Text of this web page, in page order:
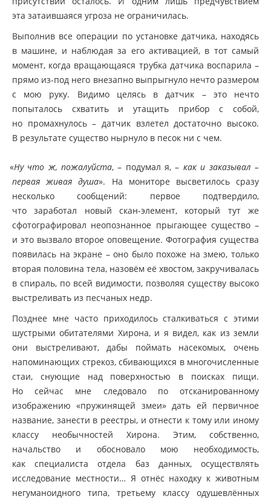
эта затаившаяся угроза не ограничилась.
Выполнив все операции по установке датчика, находясь
в машине, и наблюдая за его активацией, в тот самый
момент, когда вращающаяся трубка датчика воспарила –
прямо из-под него внезапно выпрыгнуло нечто размером
с мою руку. Видимо целясь в датчик – это нечто
попыталось схватить и утащить прибор с собой,
но промахнулось – датчик взлетел достаточно высоко.
В результате существо нырнуло в песок ни с чем.
«Ну что ж, пожалуйста, – подумал я, – как и заказывал –
первая живая душа». На мониторе высветилось сразу
несколько сообщений: первое подтвердило,
что заработал новый скан-элемент, который тут же
сфотографировал неопознанное прыгающее существо –
и это вызвало второе оповещение. Фотография существа
появилась на экране – оно было похоже на змею, только
вторая половина тела, назовём её хвостом, закручивалась
в спираль, по всей видимости, позволяя существу высоко
выстреливать из песчаных недр.
Позднее мне часто приходилось сталкиваться с этими
шустрыми обитателями Хирона, и я видел, как из земли
они выстреливают, дабы поймать насекомых, очень
напоминающих стрекоз, сбивающихся в многочисленные
стаи, снующие над поверхностью в поисках пищи.
Но сейчас мне следовало по отсканированному
изображению «пружинящей змеи» дать ей первичное
название, занести в реестры, и отнести к тому или иному
классу необычностей Хирона. Этим, собственно,
начальство и обосновало мою необходимость,
как специалиста отдела баз данных, осуществлять
исследование местности… Я отнёс находку к животным
негуманоидного типа, третьему классу одушевлённых